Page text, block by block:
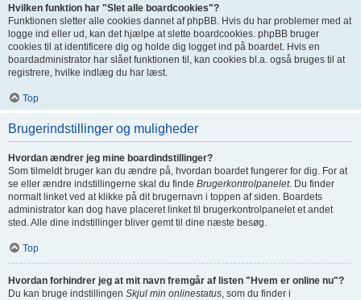
Hvilken funktion har "Slet alle boardcookies"?
Funktionen sletter alle cookies dannet af phpBB. Hvis du har problemer med at
logge ind eller ud, kan det hjælpe at slette boardcookies. phpBB bruger
cookies til at identificere dig og holde dig logget ind på boardet. Hvis en
boardadministrator har slået funktionen til, kan cookies bl.a. også bruges til at
registrere, hvilke indlæg du har læst.
Top
Brugerindstillinger og muligheder
Hvordan ændrer jeg mine boardindstillinger?
Som tilmeldt bruger kan du ændre på, hvordan boardet fungerer for dig. For at
se eller ændre indstillingerne skal du finde Brugerkontrolpanelet. Du finder
normalt linket ved at klikke på dit brugernavn i toppen af siden. Boardets
administrator kan dog have placeret linket til brugerkontrolpanelet et andet
sted. Alle dine indstillinger bliver gemt til dine næste besøg.
Top
Hvordan forhindrer jeg at mit navn fremgår af listen "Hvem er online nu"?
Du kan bruge indstillingen Skjul min onlinestatus, som du finder i